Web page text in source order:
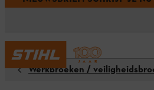
Werkbroeken /